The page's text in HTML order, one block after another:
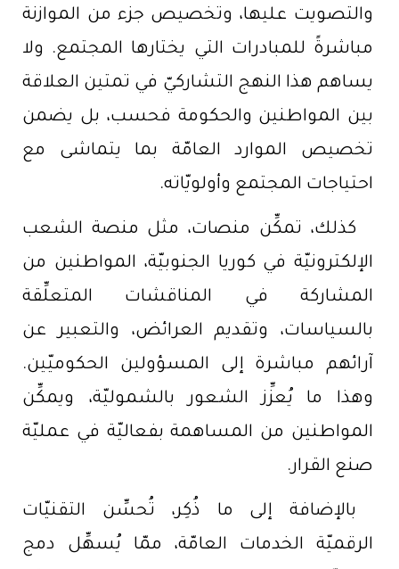
والتصويت عليها، وتخصيص جزء من الموازنة
مباشرةً للمبادرات التي يختارها المجتمع. ولا
يساهم هذا النهج التشاركيّ في تمتين العلاقة
بين المواطنين والحكومة فحسب، بل يضمن
تخصيص الموارد العامّة بما يتماشى مع
احتياجات المجتمع وأولويّاته.
كذلك، تمكِّن منصات، مثل منصة الشعب
الإلكترونيّة في كوريا الجنوبيّة، المواطنين من
المشاركة في المناقشات المتعلِّقة
بالسياسات، وتقديم العرائض، والتعبير عن
آرائهم مباشرة إلى المسؤولين الحكوميّين.
وهذا ما يُعزِّز الشعور بالشموليّة، ويمكِّن
المواطنين من المساهمة بفعاليّة في عمليّة
صنع القرار.
بالإضافة إلى ما ذُكِر، تُحسِّن التقنيّات
الرقميّة الخدمات العامّة، ممّا يُسهِّل دمج